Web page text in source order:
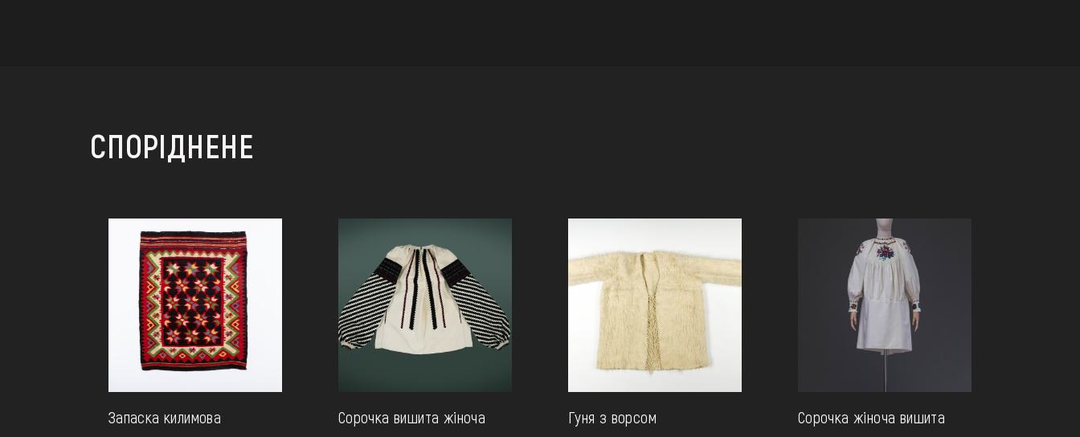
СПОРІДНЕНЕ
Запаска килимова
Сорочка вишита жіноча
Гуня з ворсом
Сорочка жіноча вишита